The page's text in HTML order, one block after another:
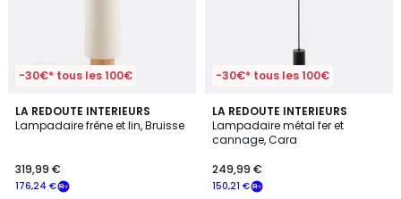
-30€* tous les 100€
LA REDOUTE INTERIEURS
Lampadaire frêne et lin, Bruisse
176,24 €
319,99 €
2
/
-30€* tous les 100€
LA REDOUTE INTERIEURS
Lampadaire métal fer et
cannage, Cara
150,21 €
249,99 €
4
/
5